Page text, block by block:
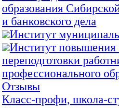
образования
и банковского дела
Институт
Институт
переподготовки
профессионального
Отзывы
Класс-профи, школа-